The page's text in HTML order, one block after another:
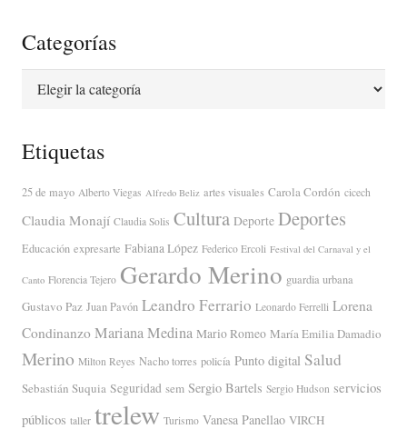
Categorías
Categorías
Etiquetas
25 de mayo Alberto Viegas Alfredo Beliz artes visuales Carola Cordón cicech
Claudia Monají Claudia Solis Cultura Deporte Deportes
Educación expresarte Fabiana López Federico Ercoli Festival del Carnaval y el
Canto Florencia Tejero Gerardo Merino guardia urbana
Gustavo Paz Juan Pavón Leandro Ferrario Leonardo Ferrelli Lorena
Condinanzo Mariana Medina Mario Romeo María Emilia Damadio
Merino Milton Reyes Nacho torres policía Punto digital Salud
Sebastián Suquia Seguridad sem Sergio Bartels Sergio Hudson servicios
públicos taller trelew Turismo Vanesa Panellao VIRCH